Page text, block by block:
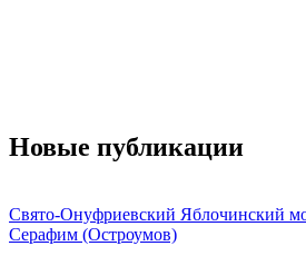
Новые публикации
Свято-Онуфриевский Яблочинский
Серафим (Остроумов)